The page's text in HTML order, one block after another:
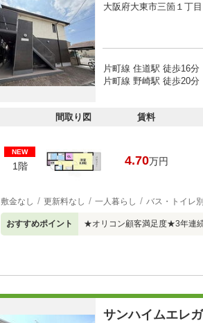
大阪府大東市三箇１丁目
片町線 住道駅 徒歩16分
片町線 野崎駅 徒歩20分
間取り図 賃料
NEW
1階 4.70万円
敷金なし 更新料なし 一人暮らし バス・トイレ別
おすすめポイント ★オリコン顧客満足度★3年連
サンハイムエレガ